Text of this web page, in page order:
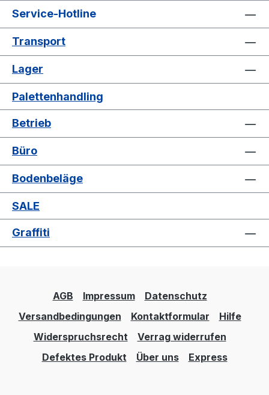
Service-Hotline
Transport
Lager
Palettenhandling
Betrieb
Büro
Bodenbeläge
SALE
Graffiti
AGB Impressum
Datenschutz
Versandbedingungen
Kontaktformular
Hilfe
Widerspruchsrecht
Verrag widerrufen
Defektes Produkt
Über uns Express